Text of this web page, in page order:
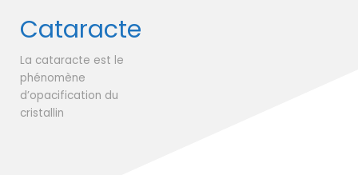
Cataracte
La cataracte est le
phénomène
d’opacification du
cristallin